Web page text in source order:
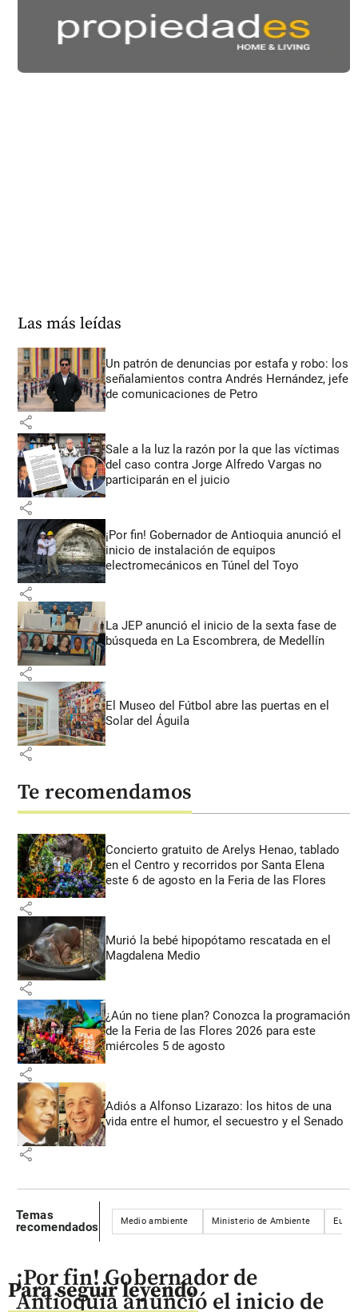
Las más leídas
Un patrón de denuncias por estafa y robo: los
señalamientos contra Andrés Hernández, jefe
de comunicaciones de Petro
share
Sale a la luz la razón por la que las víctimas
del caso contra Jorge Alfredo Vargas no
participarán en el juicio
share
¡Por fin! Gobernador de Antioquia anunció el
inicio de instalación de equipos
electromecánicos en Túnel del Toyo
share
La JEP anunció el inicio de la sexta fase de
búsqueda en La Escombrera, de Medellín
share
El Museo del Fútbol abre las puertas en el
Solar del Águila
share
Te recomendamos
Concierto gratuito de Arelys Henao, tablado
en el Centro y recorridos por Santa Elena
este 6 de agosto en la Feria de las Flores
share
Murió la bebé hipopótamo rescatada en el
Magdalena Medio
share
¿Aún no tiene plan? Conozca la programación
de la Feria de las Flores 2026 para este
miércoles 5 de agosto
share
Adiós a Alfonso Lizarazo: los hitos de una
vida entre el humor, el secuestro y el Senado
share
Temas
recomendados
Medio ambiente Ministerio de Ambiente
Para seguir leyendo
¡Por fin! Gobernador de
Antioquia anunció el inicio de